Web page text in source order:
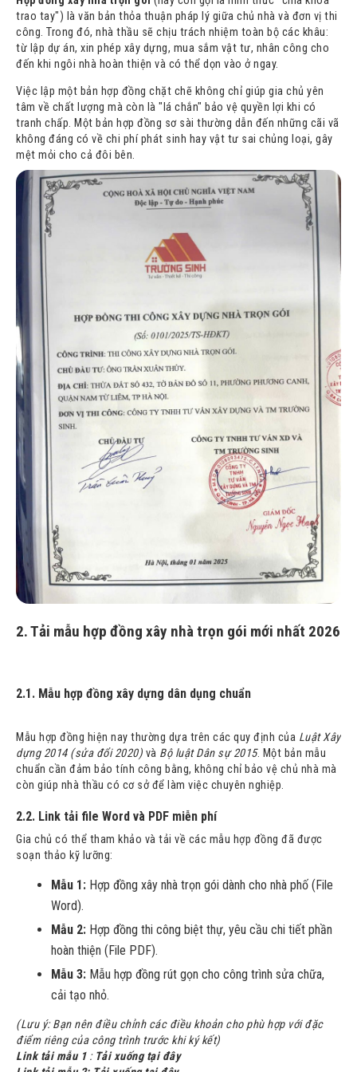
2.2 Link tải file Word và PDF miễn phí
3 Nội dung bắt buộc phải có trong hợp đồng xây nhà trọn gói
4
Những lưu ý quan trọng để tránh rủi ro khi ký kết
4.1 Quy định rõ ràng về chi phí phát sinh
4.2 Điều khoản phạt chậm tiến độ
4.3 Cam kết không bán thầu
4.4 Kiểm soát vật tư đầu vào
5 Thủ tục ký kết và tính pháp lý của hợp đồng xây dựng
6 Giải đáp các thắc mắc thường gặp (FAQ)
Có nên ký hợp đồng xây nhà trọn gói không?
trao tay") là văn bản thỏa thuận pháp lý giữa chủ nhà và đơn vị thi
công. Trong đó, nhà thầu sẽ chịu trách nhiệm toàn bộ các khâu:
từ lập dự án, xin phép xây dựng, mua sắm vật tư, nhân công cho
đến khi ngôi nhà hoàn thiện và có thể dọn vào ở ngay.
Việc lập một bản hợp đồng chặt chẽ không chỉ giúp gia chủ yên
tâm về chất lượng mà còn là "lá chắn" bảo vệ quyền lợi khi có
tranh chấp. Một bản hợp đồng sơ sài thường dẫn đến những cãi vã
không đáng có về chi phí phát sinh hay vật tư sai chủng loại, gây
mệt mỏi cho cả đôi bên.
2. Tải mẫu hợp đồng xây nhà trọn gói mới nhất 2026
2.1. Mẫu hợp đồng xây dựng dân dụng chuẩn
Mẫu hợp đồng hiện nay thường dựa trên các quy định của Luật Xây
dựng 2014 (sửa đổi 2020) và Bộ luật Dân sự 2015. Một bản mẫu
chuẩn cần đảm bảo tính công bằng, không chỉ bảo vệ chủ nhà mà
còn giúp nhà thầu có cơ sở để làm việc chuyên nghiệp.
2.2. Link tải file Word và PDF miễn phí
Gia chủ có thể tham khảo và tải về các mẫu hợp đồng đã được
soạn thảo kỹ lưỡng:
Mẫu 1: Hợp đồng xây nhà trọn gói dành cho nhà phố (File
Word).
Mẫu 2: Hợp đồng thi công biệt thự, yêu cầu chi tiết phần
hoàn thiện (File PDF).
Mẫu 3: Mẫu hợp đồng rút gọn cho công trình sửa chữa,
cải tạo nhỏ.
(Lưu ý: Bạn nên điều chỉnh các điều khoản cho phù hợp với đặc
điểm riêng của công trình trước khi ký kết)
Link tải mẫu 1: Tải xuống tại đây